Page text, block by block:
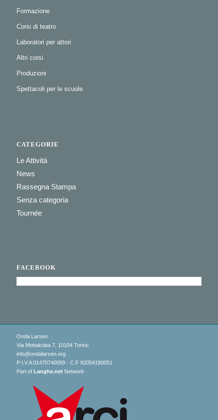
Formazione
Corsi di teatro
Laboratori per attori
Altri corsi
Produzioni
Spettacoli per le scuole
CATEGORIE
Le Attività
News
Rassegna Stampa
Senza categoria
Tournée
FACEBOOK
Onda Larsen
Via Mottalciata 7, 10154 Torino
info@ondalarsen.org
P I.V.A 01470740059 - C.F 92054180051
Part of Langhe.netNetwork